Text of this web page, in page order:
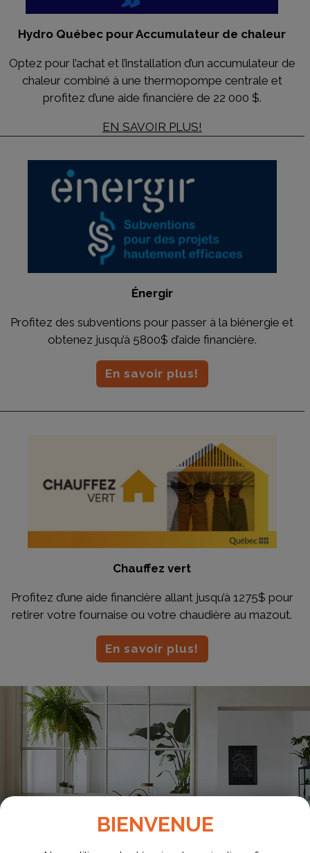
Hydro Québec pour Accumulateur de chaleur
Optez pour l’achat et l’installation d’un accumulateur de
chaleur combiné à une thermopompe centrale et
profitez d’une aide financière de 22 000 $.
EN SAVOIR PLUS!
Énergir
Profitez des subventions pour passer à la biénergie et
obtenez jusqu’à 5800$ d’aide financière.
En savoir plus!
Chauffez vert
Profitez d’une aide financière allant jusqu’à 1275$ pour
retirer votre fournaise ou votre chaudière au mazout.
En savoir plus!
BIENVENUE